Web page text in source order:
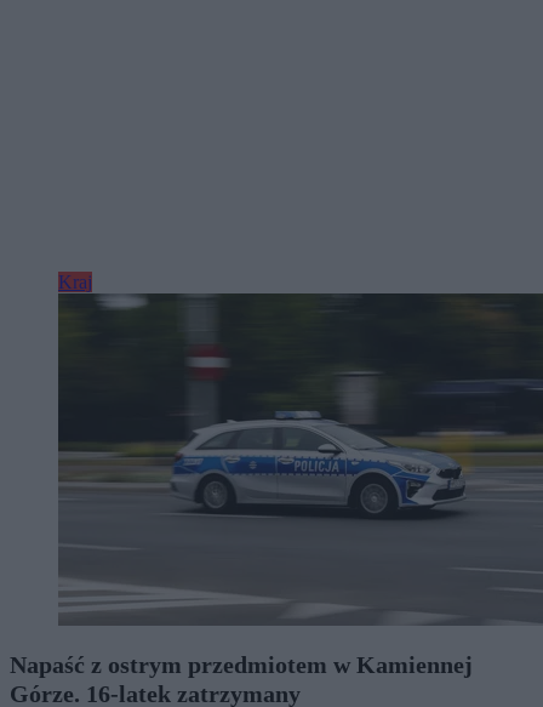
Kraj
Napaść z ostrym przedmiotem w Kamiennej
Górze. 16-latek zatrzymany